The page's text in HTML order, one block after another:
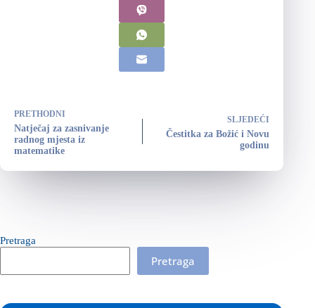
PRETHODNI
Natječaj za zasnivanje
radnog mjesta iz
matematike
SLJEDEĆI
Čestitka za Božić i Novu
godinu
Pretraga
Pretraga